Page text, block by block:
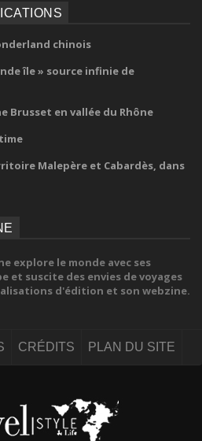
chinois
île » source infinie de
Brusset en vallée du Rhône
Malepère et Cabardès, dans
explore le monde avec ses
et suscite des envies de voyages
d'édition et son webzine.
CRÉDITS PLAN DU SITE